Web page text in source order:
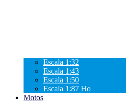
Escala 1:32
Escala 1:43
Escala 1:50
Escala 1:87 Ho
Motos